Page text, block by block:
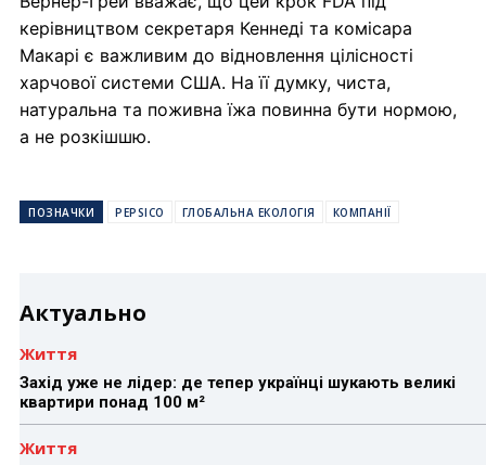
керівництвом секретаря Кеннеді та комісара
Макарі є важливим до відновлення цілісності
харчової системи США. На її думку, чиста,
натуральна та поживна їжа повинна бути нормою,
а не розкішшю.
ПОЗНАЧКИ PEPSICO ГЛОБАЛЬНА ЕКОЛОГІЯ КОМПАНІЇ
Актуально
Життя
Захід уже не лідер: де тепер українці шукають великі
квартири понад 100 м²
Життя